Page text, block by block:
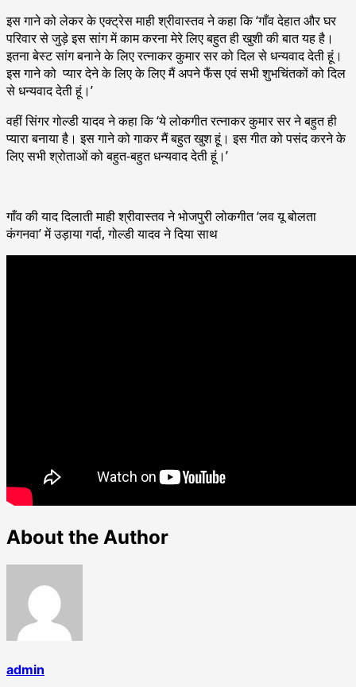
इस गाने को लेकर के एक्ट्रेस माही श्रीवास्तव ने कहा कि ‘गाँव देहात और घर
परिवार से जुड़े इस सांग में काम करना मेरे लिए बहुत ही खुशी की बात यह है।
इतना बेस्ट सांग बनाने के लिए रत्नाकर कुमार सर को दिल से धन्यवाद देती हूं।
इस गाने को प्यार देने के लिए के लिए मैं अपने फैंस एवं सभी शुभचिंतकों को दिल
से धन्यवाद देती हूं।’
वहीं सिंगर गोल्डी यादव ने कहा कि ‘ये लोकगीत रत्नाकर कुमार सर ने बहुत ही
प्यारा बनाया है। इस गाने को गाकर मैं बहुत खुश हूं। इस गीत को पसंद करने के
लिए सभी श्रोताओं को बहुत-बहुत धन्यवाद देती हूं।’
गाँव की याद दिलाती माही श्रीवास्तव ने भोजपुरी लोकगीत ‘लव यू बोलता
कंगनवा’ में उड़ाया गर्दा, गोल्डी यादव ने दिया साथ
About the Author
admin